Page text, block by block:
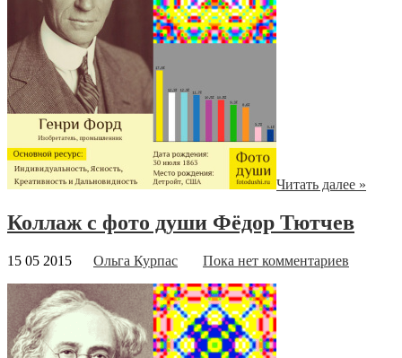
Читать далее »
Коллаж с фото души Фёдор Тютчев
15 05 2015 Ольга Курпас Пока нет комментариев